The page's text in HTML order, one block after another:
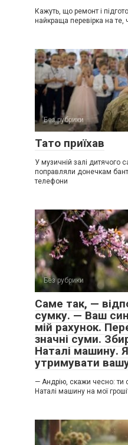
Кажуть, що ремонт і
найкраща перевірка на те,
Без рубрики
Тато приїхав
У музичній залі
поправляли донечкам
телефони
Без рубрики
Саме так, —
сумку. — Ваш
мій рахунок.
значні суми.
Наталі машину.
утримувати
— Андрію, скажи чесно: ти
Наталі машину на мої